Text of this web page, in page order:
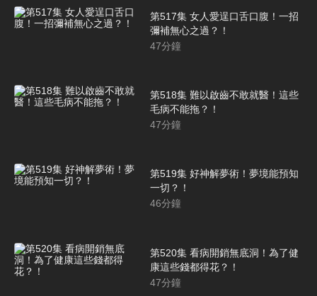
第517集 女人愛逞口舌口腹！一招
彌補無心之過？！
47分鐘
第518集 難以啟齒不敢就醫！這些
毛病不能拖？！
47分鐘
第519集 好神解夢術！夢境能預知
一切？！
46分鐘
第520集 看病開銷無底洞！為了健
康這些錢都得花？！
47分鐘